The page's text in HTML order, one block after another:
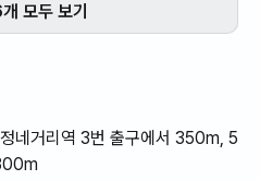
모두 보기
네거리역 3번 출구에서 350m, 5